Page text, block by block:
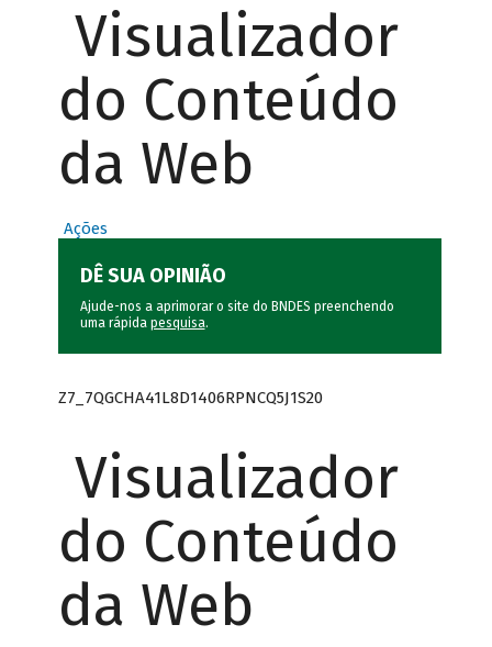
Visualizador
do Conteúdo
da Web
Ações
DÊ SUA OPINIÃO
Ajude-nos a aprimorar o site do BNDES preenchendo
uma rápida pesquisa.
Z7_7QGCHA41L8D1406RPNCQ5J1S20
Visualizador
do Conteúdo
da Web